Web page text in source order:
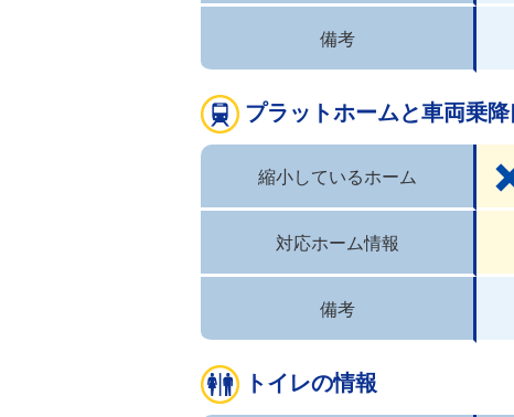
備考
プラットホームと車両乗
縮小しているホーム
対応ホーム情報
備考
トイレの情報